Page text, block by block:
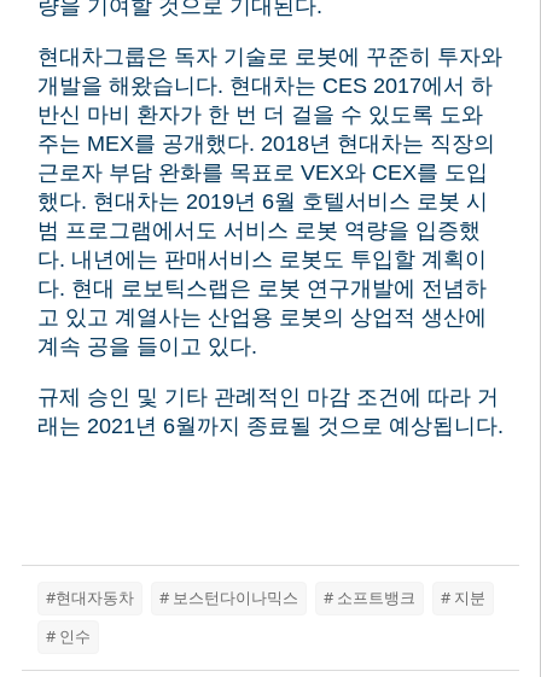
량을 기여할 것으로 기대된다.
현대차그룹은 독자 기술로 로봇에 꾸준히 투자와
개발을 해왔습니다. 현대차는 CES 2017에서 하
반신 마비 환자가 한 번 더 걸을 수 있도록 도와
주는 MEX를 공개했다. 2018년 현대차는 직장의
근로자 부담 완화를 목표로 VEX와 CEX를 도입
했다. 현대차는 2019년 6월 호텔서비스 로봇 시
범 프로그램에서도 서비스 로봇 역량을 입증했
다. 내년에는 판매서비스 로봇도 투입할 계획이
다. 현대 로보틱스랩은 로봇 연구개발에 전념하
고 있고 계열사는 산업용 로봇의 상업적 생산에
계속 공을 들이고 있다.
규제 승인 및 기타 관례적인 마감 조건에 따라 거
래는 2021년 6월까지 종료될 것으로 예상됩니다.
#현대자동차 # 보스턴다이나믹스 # 소프트뱅크 # 지분
# 인수